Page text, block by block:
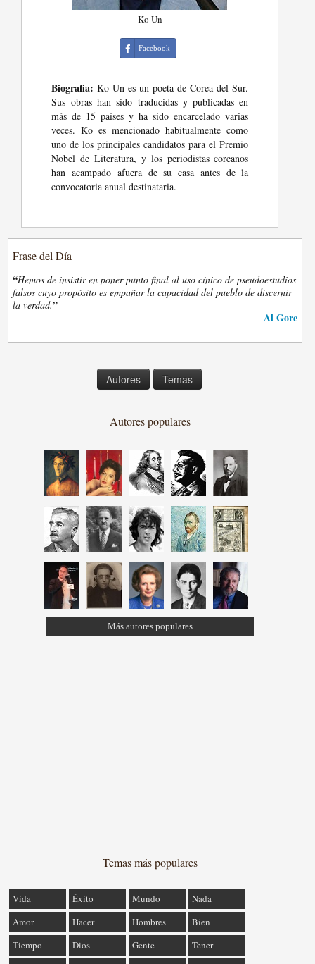
Ko Un
Facebook
Biografia: Ko Un es un poeta de Corea del Sur.
Sus obras han sido traducidas y publicadas en
más de 15 países y ha sido encarcelado varias
veces. Ko es mencionado habitualmente como
uno de los principales candidatos para el Premio
Nobel de Literatura, y los periodistas coreanos
han acampado afuera de su casa antes de la
convocatoria anual destinataria.
Frase del Día
“Hemos de insistir en poner punto final al uso cínico de pseudoestudios
falsos cuyo propósito es empañar la capacidad del pueblo de discernir
la verdad.”
— Al Gore
Autores Temas
Autores populares
Más autores populares
Temas más populares
Vida Éxito Mundo
Nada
Amor
Hacer Hombres
Bien
Tiempo
Dios Gente
Tener